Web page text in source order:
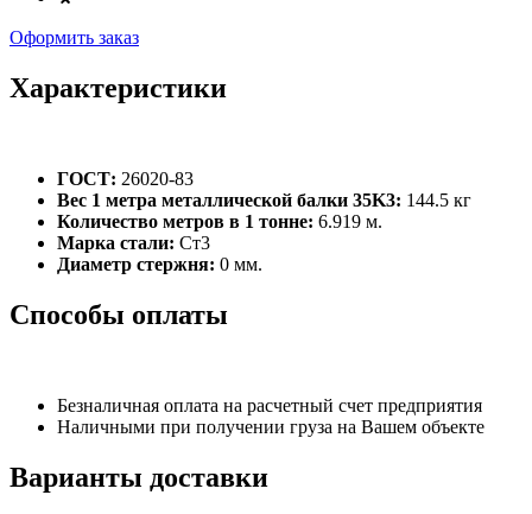
Оформить заказ
Характеристики
ГОСТ: 26020-83
Вес 1 метра металлической балки 35K3: 144.5 кг
Количество метров в 1 тонне: 6.919 м.
Марка стали: Ст3
Диаметр стержня: 0 мм.
Способы оплаты
Безналичная оплата на расчетный счет предприятия
Наличными при получении груза на Вашем объекте
Варианты доставки